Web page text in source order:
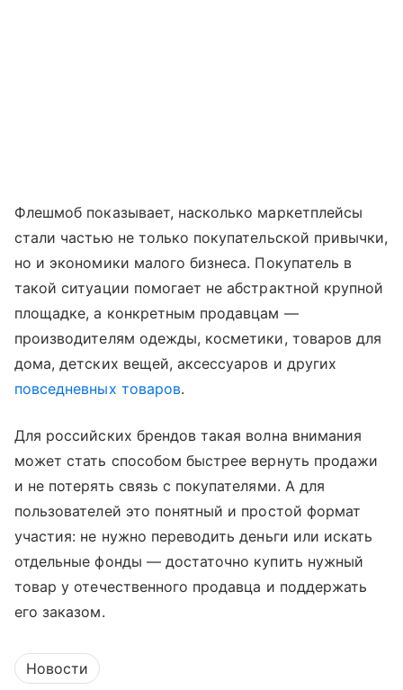
Флешмоб показывает, насколько маркетплейсы
стали частью не только покупательской привычки,
но и экономики малого бизнеса. Покупатель в
такой ситуации помогает не абстрактной крупной
площадке, а конкретным продавцам —
производителям одежды, косметики, товаров для
дома, детских вещей, аксессуаров и других
повседневных товаров.
Для российских брендов такая волна внимания
может стать способом быстрее вернуть продажи
и не потерять связь с покупателями. А для
пользователей это понятный и простой формат
участия: не нужно переводить деньги или искать
отдельные фонды — достаточно купить нужный
товар у отечественного продавца и поддержать
его заказом.
Новости